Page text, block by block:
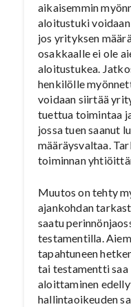
aikaisemmin
aloitustuki
jos yrityksen
osakkaalle ei ole
aloitustukea.
henkilölle
voidaan siirtää
tuettua toimintaa
jossa tuen saanut
määräysvaltaa.
toiminnan
Muutos on tehty
ajankohdan
saatu
testamentilla.
tapahtuneen
tai testamentti saa
aloittaminen
hallintaoikeuden